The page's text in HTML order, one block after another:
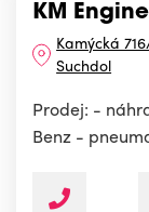
KM
Kamýcká
Suchdol
Prodej: -
Benz -